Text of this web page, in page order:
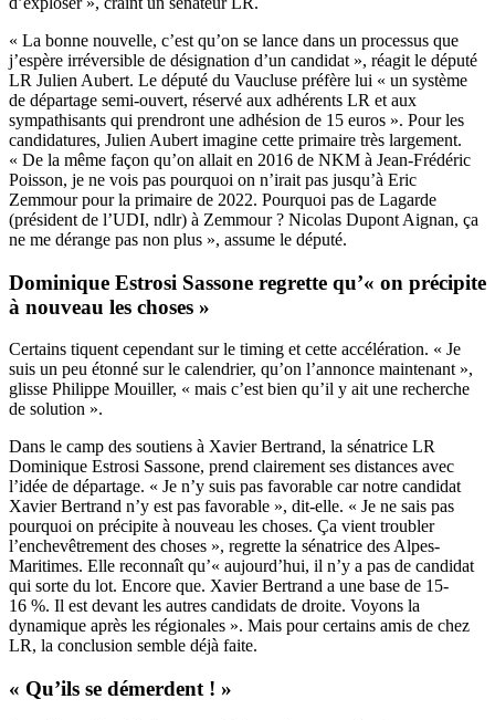
« La bonne nouvelle, c’est qu’on se lance dans un processus que
j’espère irréversible de désignation d’un candidat », réagit le député
LR Julien Aubert. Le député du Vaucluse préfère lui « un système
de départage semi-ouvert, réservé aux adhérents LR et aux
sympathisants qui prendront une adhésion de 15 euros ». Pour les
candidatures, Julien Aubert imagine cette primaire très largement.
« De la même façon qu’on allait en 2016 de NKM à Jean-Frédéric
Poisson, je ne vois pas pourquoi on n’irait pas jusqu’à Eric
Zemmour pour la primaire de 2022. Pourquoi pas de Lagarde
(président de l’UDI, ndlr) à Zemmour ? Nicolas Dupont Aignan, ça
ne me dérange pas non plus », assume le député.
Dominique Estrosi Sassone regrette qu’« on précipite
à nouveau les choses »
Certains tiquent cependant sur le timing et cette accélération. « Je
suis un peu étonné sur le calendrier, qu’on l’annonce maintenant »,
glisse Philippe Mouiller, « mais c’est bien qu’il y ait une recherche
de solution ».
Dans le camp des soutiens à Xavier Bertrand, la sénatrice LR
Dominique Estrosi Sassone, prend clairement ses distances avec
l’idée de départage. « Je n’y suis pas favorable car notre candidat
Xavier Bertrand n’y est pas favorable », dit-elle. « Je ne sais pas
pourquoi on précipite à nouveau les choses. Ça vient troubler
l’enchevêtrement des choses », regrette la sénatrice des Alpes-
Maritimes. Elle reconnaît qu’« aujourd’hui, il n’y a pas de candidat
qui sorte du lot. Encore que. Xavier Bertrand a une base de 15-
16 %. Il est devant les autres candidats de droite. Voyons la
dynamique après les régionales ». Mais pour certains amis de chez
LR, la conclusion semble déjà faite.
« Qu’ils se démerdent ! »